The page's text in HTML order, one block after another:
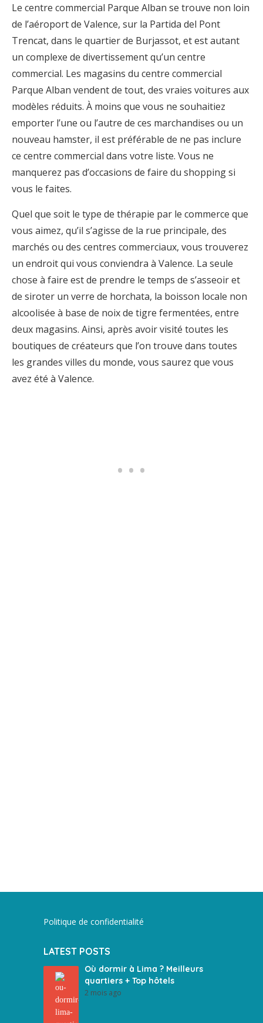
Le centre commercial Parque Alban se trouve non loin
de l’aéroport de Valence, sur la Partida del Pont
Trencat, dans le quartier de Burjassot, et est autant
un complexe de divertissement qu’un centre
commercial. Les magasins du centre commercial
Parque Alban vendent de tout, des vraies voitures aux
modèles réduits. À moins que vous ne souhaitiez
emporter l’une ou l’autre de ces marchandises ou un
nouveau hamster, il est préférable de ne pas inclure
ce centre commercial dans votre liste. Vous ne
manquerez pas d’occasions de faire du shopping si
vous le faites.
Quel que soit le type de thérapie par le commerce que
vous aimez, qu’il s’agisse de la rue principale, des
marchés ou des centres commerciaux, vous trouverez
un endroit qui vous conviendra à Valence. La seule
chose à faire est de prendre le temps de s’asseoir et
de siroter un verre de horchata, la boisson locale non
alcoolisée à base de noix de tigre fermentées, entre
deux magasins. Ainsi, après avoir visité toutes les
boutiques de créateurs que l’on trouve dans toutes
les grandes villes du monde, vous saurez que vous
avez été à Valence.
Politique de confidentialité
LATEST POSTS
Où dormir à Lima ? Meilleurs
quartiers + Top hôtels
2 mois ago